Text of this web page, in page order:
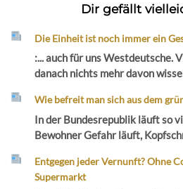
Dir gefällt
Die Einheit ist noch immer ein
:... auch für uns Westdeutsche.
danach nichts mehr davon
Wie befreit man sich aus dem
In der Bundesrepublik läuft so
Bewohner Gefahr läuft,
Entgegen jeder Vernunft? Ohne
Supermarkt